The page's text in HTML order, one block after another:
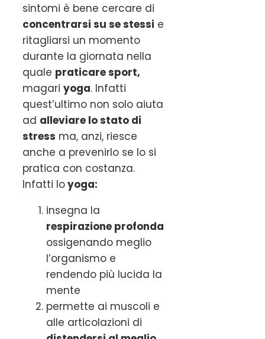
sintomi è bene cercare di
concentrarsi su se stessi e
ritagliarsi un momento
durante la giornata nella
quale praticare sport,
magari yoga. Infatti
quest’ultimo non solo aiuta
ad alleviare lo stato di
stress ma, anzi, riesce
anche a prevenirlo se lo si
pratica con costanza.
Infatti loyoga:
insegna la
respirazione profonda
ossigenando meglio
l’organismo e
rendendo più lucida la
mente
permette ai muscoli e
alle articolazioni di